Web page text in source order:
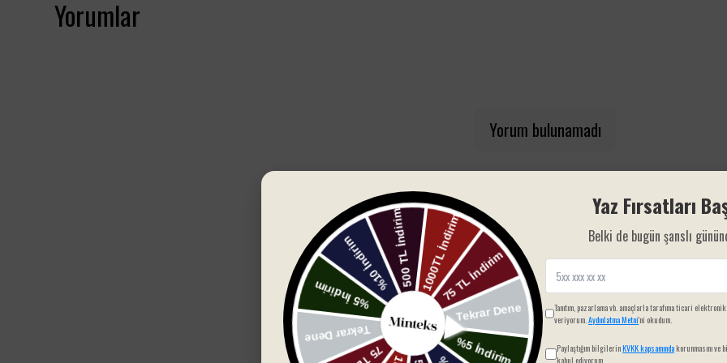
Yorumlar
Yorum bulunamadı
SIZIN İÇIN SEÇTIKLERIMIZ
Yaz Fırsatları
Belki de bugün şanslı
Tanıtım, pazarlama vb. amaçlarla tarafıma ticari
veriyorum.Aydınlatma Metni'ni okudum.
Paylaştığım bilgilerinKVKK kapsamında korunmasını
kabul ediyorum.